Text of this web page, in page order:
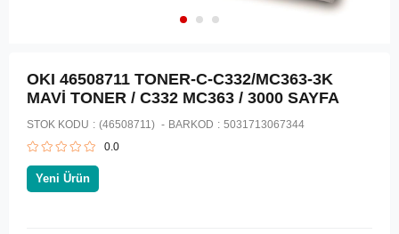
OKI 46508711 TONER-C-C332/MC363-3K
MAVİ TONER / C332 MC363 / 3000 SAYFA
STOK KODU (46508711) BARKOD : 5031713067344
0.0
Yeni Ürün